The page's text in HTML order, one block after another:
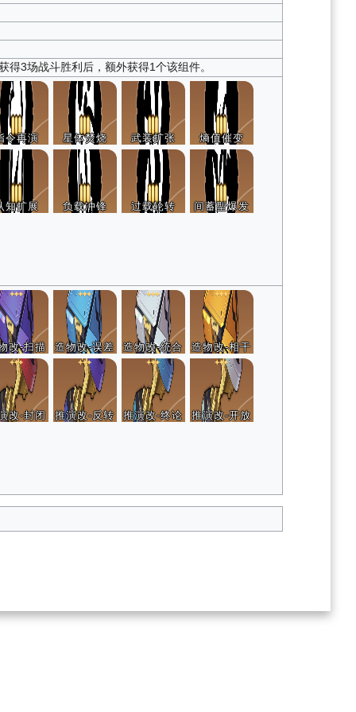
3场战斗胜利后，额外获得1个该组件。
令再演 星体焚烧 武装扩张 熵值催变
知扩展 负载冲锋 过载轮转 间蓄型爆发
改-扫描 造物改-误差 造物改-统合 造物改-相干
改-封闭 推演改-反转 推演改-终论 推演改-开放